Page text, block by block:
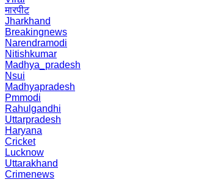
मारपीट
Jharkhand
Breakingnews
Narendramodi
Nitishkumar
Madhya_pradesh
Nsui
Madhyapradesh
Pmmodi
Rahulgandhi
Uttarpradesh
Haryana
Cricket
Lucknow
Uttarakhand
Crimenews